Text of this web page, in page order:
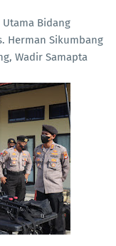
Bidang
Herman Sikumbang
Wadir Samapta